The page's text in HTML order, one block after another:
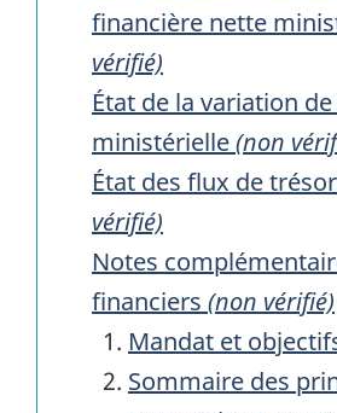
financière nette
vérifié)
État de la variation
ministérielle(non
État des flux de
vérifié)
Notes
financiers (non vérifié)
Mandat et
Sommaire des